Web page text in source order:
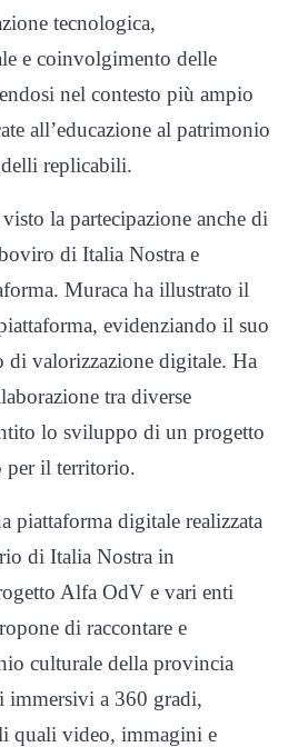
tecnologica,
e coinvolgimento delle
nel contesto più ampio
all’educazione al patrimonio
replicabili.
la partecipazione anche di
di Italia Nostra e
Muraca ha illustrato il
evidenziando il suo
di valorizzazione digitale. Ha
tra diverse
lo sviluppo di un progetto
per il territorio.
piattaforma digitale realizzata
di Italia Nostra in
Alfa OdV e vari enti
di raccontare e
culturale della provincia
immersivi a 360 gradi,
quali video, immagini e